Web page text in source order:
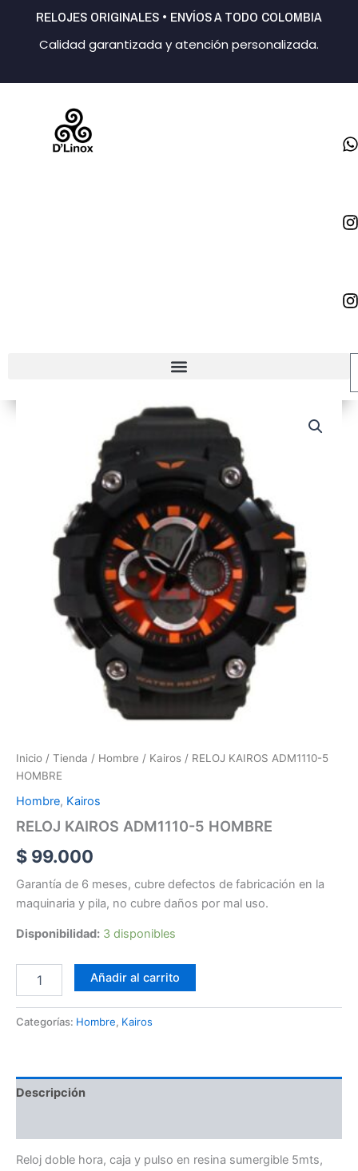
contenido
RELOJES ORIGINALES • ENVÍOS A TODO COLOMBIA
Calidad garantizada y atención personalizada.
Inicio / Tienda / Hombre / Kairos / RELOJ KAIROS ADM1110-5
HOMBRE
Hombre, Kairos
RELOJ KAIROS ADM1110-5 HOMBRE
$ 99.000
Garantía de 6 meses, cubre defectos de fabricación en la
maquinaria y pila, no cubre daños por mal uso.
Disponibilidad: 3 disponibles
Añadir al carrito
Categorías: Hombre, Kairos
Descripción
Reloj doble hora, caja y pulso en resina sumergible 5mts,